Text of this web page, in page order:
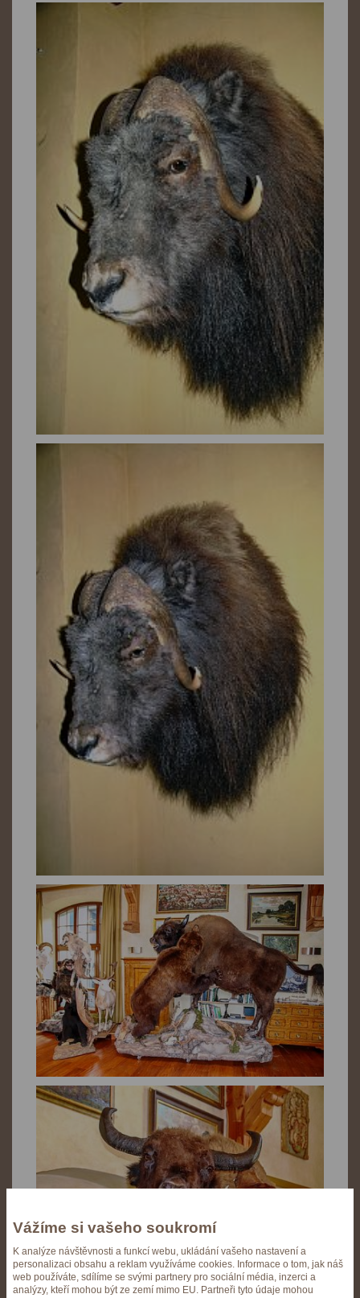
Vážíme si vašeho soukromí
K analýze návštěvnosti a funkcí webu, ukládání vašeho nastavení a
personalizaci obsahu a reklam využíváme cookies. Informace o tom, jak náš
web používáte, sdílíme se svými partnery pro sociální média, inzerci a
analýzy, kteří mohou být ze zemí mimo EU. Partneři tyto údaje mohou